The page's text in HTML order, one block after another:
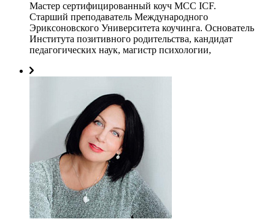
Мастер сертифицированный коуч MCC ICF.
Старший преподаватель Международного
Эриксоновского Университета коучинга. Основатель
Института позитивного родительства, кандидат
педагогических наук, магистр психологии,